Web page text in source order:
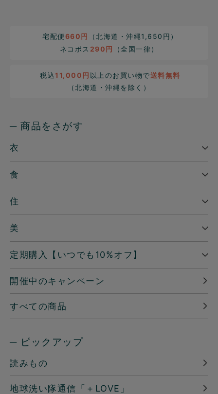
宅配便660円
（北海道・沖縄1,650円）
ネコポス 290円 （全国一律）
税込11,000円 以上のお買い物で送料無料
（北海道・沖縄を除く）
─ 商品をさがす
衣
食
住
美
定期購入【いつでも10%オフ】
開催中のキャンペーン
すべての商品
─ ピックアップ
読みもの
地球洗い隊通信「＋LOVE」